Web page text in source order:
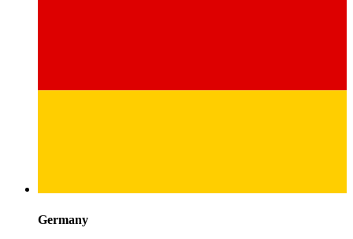
Germany